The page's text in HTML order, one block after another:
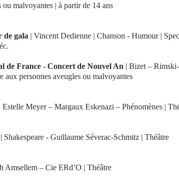
ou malvoyantes | à partir de 14 ans
de gala | Vincent Dedienne | Chanson - Humour |
de France - Concert de Nouvel An | Bizet –
aux personnes aveugles ou malvoyantes
| Estelle Meyer – Margaux Eskenazi – Phénomènes |
| Shakespeare - Guillaume Séverac-Schmitz | Théâtre
Amsellem – Cie ERd’O | Théâtre